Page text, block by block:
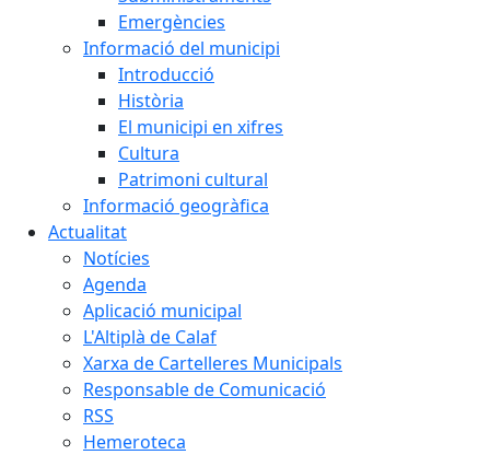
Emergències
Informació del municipi
Introducció
Història
El municipi en xifres
Cultura
Patrimoni cultural
Informació geogràfica
Actualitat
Notícies
Agenda
Aplicació municipal
L'Altiplà de Calaf
Xarxa de Cartelleres Municipals
Responsable de Comunicació
RSS
Hemeroteca